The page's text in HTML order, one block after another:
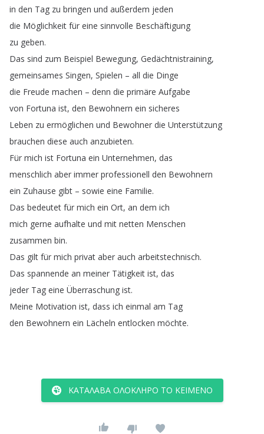
in den Tag zu bringen und außerdem jeden
die Möglichkeit für eine sinnvolle Beschäftigung
zu geben.
Das sind zum Beispiel Bewegung, Gedächtnistraining,
gemeinsames Singen, Spielen – all die Dinge
die Freude machen – denn die primäre Aufgabe
von Fortuna ist, den Bewohnern ein sicheres
Leben zu ermöglichen und Bewohner die Unterstützung
brauchen diese auch anzubieten.
Für mich ist Fortuna ein Unternehmen, das
menschlich aber immer professionell den Bewohnern
ein Zuhause gibt – sowie eine Familie.
Das bedeutet für mich ein Ort, an dem ich
mich gerne aufhalte und mit netten Menschen
zusammen bin.
Das gilt für mich privat aber auch arbeitstechnisch.
Das spannende an meiner Tätigkeit ist, das
jeder Tag eine Überraschung ist.
Meine Motivation ist, dass ich einmal am Tag
den Bewohnern ein Lächeln entlocken möchte.
ΚΑΤΆΛΑΒΑ ΟΛΌΚΛΗΡΟ ΤΟ ΚΕΊΜΕΝΟ